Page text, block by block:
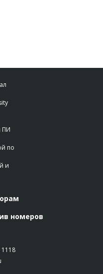
ПИ
по
и
номеров
1118